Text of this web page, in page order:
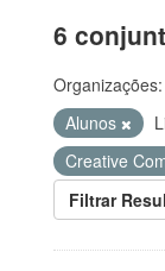
6
Organizações:
Alunos
Creative
Filtrar